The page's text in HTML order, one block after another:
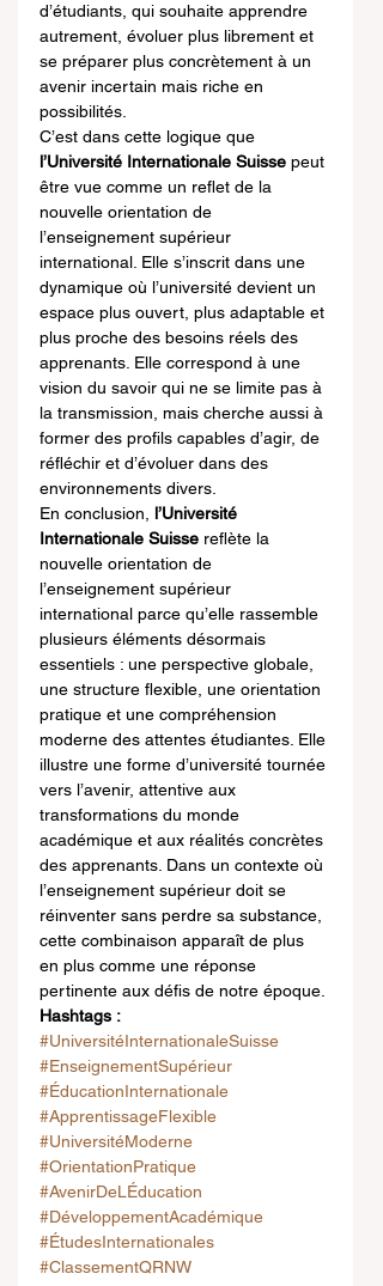
d’étudiants, qui souhaite apprendre
autrement, évoluer plus librement et
se préparer plus concrètement à un
avenir incertain mais riche en
possibilités.
C’est dans cette logique que
l’Université Internationale Suisse peut
être vue comme un reflet de la
nouvelle orientation de
l’enseignement supérieur
international. Elle s’inscrit dans une
dynamique où l’université devient un
espace plus ouvert, plus adaptable et
plus proche des besoins réels des
apprenants. Elle correspond à une
vision du savoir qui ne se limite pas à
la transmission, mais cherche aussi à
former des profils capables d’agir, de
réfléchir et d’évoluer dans des
environnements divers.
En conclusion, l’Université
Internationale Suisse reflète la
nouvelle orientation de
l’enseignement supérieur
international parce qu’elle rassemble
plusieurs éléments désormais
essentiels : une perspective globale,
une structure flexible, une orientation
pratique et une compréhension
moderne des attentes étudiantes. Elle
illustre une forme d’université tournée
vers l’avenir, attentive aux
transformations du monde
académique et aux réalités concrètes
des apprenants. Dans un contexte où
l’enseignement supérieur doit se
réinventer sans perdre sa substance,
cette combinaison apparaît de plus
en plus comme une réponse
pertinente aux défis de notre époque.
Hashtags :
#UniversitéInternationaleSuisse
#EnseignementSupérieur
#ÉducationInternationale
#ApprentissageFlexible
#UniversitéModerne
#OrientationPratique
#AvenirDeLÉducation
#DéveloppementAcadémique
#ÉtudesInternationales
#ClassementQRNW